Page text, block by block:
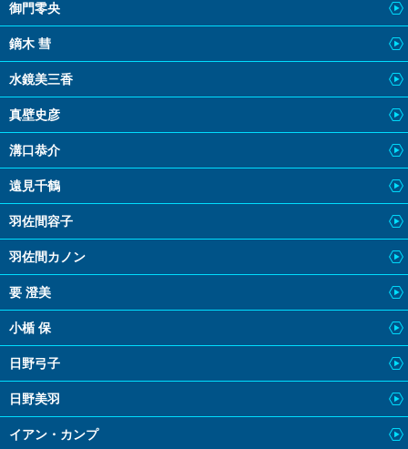
御門零央
鏑木 彗
水鏡美三香
真壁史彦
溝口恭介
遠見千鶴
羽佐間容子
羽佐間カノン
要 澄美
小楯 保
日野弓子
日野美羽
イアン・カンプ